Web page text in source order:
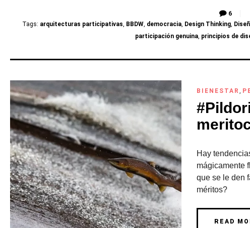
6
Tags: arquitecturas participativas, BBDW, democracia, Design Thinking,
participación genuina, principios de
BIENESTAR ,
Hay
mágicamente
que se le den
méritos?
READ